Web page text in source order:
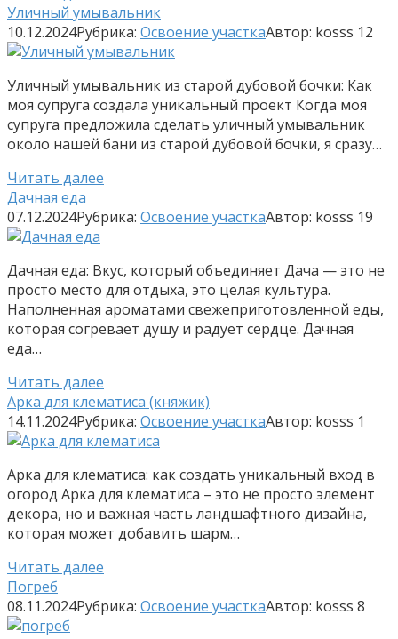
Уличный умывальник
10.12.2024Рубрика: Освоение участкаАвтор: kosss 12
Уличный умывальник из старой дубовой бочки: Как
моя супруга создала уникальный проект Когда моя
супруга предложила сделать уличный умывальник
около нашей бани из старой дубовой бочки, я сразу…
Читать далее
Дачная еда
07.12.2024Рубрика: Освоение участкаАвтор: kosss 19
Дачная еда: Вкус, который объединяет Дача — это не
просто место для отдыха, это целая культура.
Наполненная ароматами свежеприготовленной еды,
которая согревает душу и радует сердце. Дачная
еда…
Читать далее
Арка для клематиса (княжик)
14.11.2024Рубрика: Освоение участкаАвтор: kosss 1
Арка для клематиса: как создать уникальный вход в
огород Арка для клематиса – это не просто элемент
декора, но и важная часть ландшафтного дизайна,
которая может добавить шарм…
Читать далее
Погреб
08.11.2024Рубрика: Освоение участкаАвтор: kosss 8